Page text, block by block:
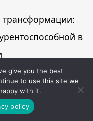
трансформации:
в
give you the best
to use this site we
with it.
policy